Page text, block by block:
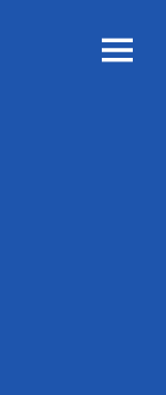
MENU